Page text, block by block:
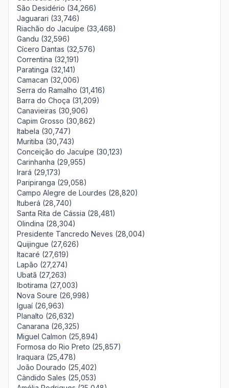
São Desidério (34,266)
Jaguarari (33,746)
Riachão do Jacuípe (33,468)
Gandu (32,596)
Cícero Dantas (32,576)
Correntina (32,191)
Paratinga (32,141)
Camacan (32,006)
Serra do Ramalho (31,416)
Barra do Choça (31,209)
Canavieiras (30,906)
Capim Grosso (30,862)
Itabela (30,747)
Muritiba (30,743)
Conceição do Jacuípe (30,123)
Carinhanha (29,955)
Irará (29,173)
Paripiranga (29,058)
Campo Alegre de Lourdes (28,820)
Ituberá (28,740)
Santa Rita de Cássia (28,481)
Olindina (28,304)
Presidente Tancredo Neves (28,004)
Quijingue (27,626)
Itacaré (27,619)
Lapão (27,274)
Ubatã (27,263)
Ibotirama (27,003)
Nova Soure (26,998)
Iguaí (26,963)
Planalto (26,632)
Canarana (26,325)
Miguel Calmon (25,894)
Formosa do Rio Preto (25,857)
Iraquara (25,478)
João Dourado (25,402)
Cândido Sales (25,053)